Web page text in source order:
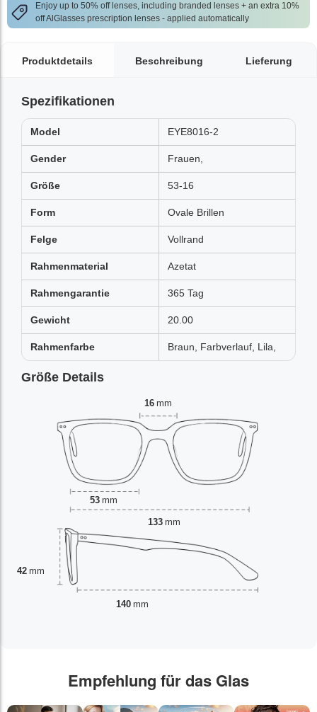
Enjoy up to 50% off lenses, including branded lenses + an extra 10%
off AlGlasses prescription lenses - applied automatically
Produktdetails Beschreibung Lieferung
Spezifikationen
Model EYE8016-2
Gender Frauen,
Größe 53-16
Form Ovale Brillen
Felge Vollrand
Rahmenmaterial Azetat
Rahmengarantie 365 Tag
Gewicht 20.00
Rahmenfarbe Braun, Farbverlauf, Lila,
Größe Details
16 mm
53 mm
42 mm
133 mm
140 mm
Empfehlung für das Glas